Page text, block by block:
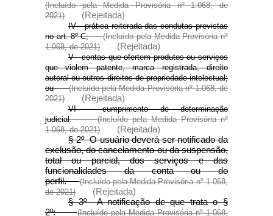
(Incluído pela Medida Provisória nº 1.068, de
2021)
(Rejeitada)
IV - prática reiterada das condutas previstas
no art. 8º-C;(Incluído pela Medida Provisória nº
1.068, de 2021)
(Rejeitada)
V - contas que ofertem produtos ou serviços
que violem patente, marca registrada, direito
autoral ou outros direitos de propriedade intelectual;
ou(Incluído pela Medida Provisória nº 1.068, de
2021)
(Rejeitada)
VI - cumprimento de determinação
judicial.(Incluído pela Medida Provisória nº
1.068, de 2021)
(Rejeitada)
§ 2º O usuário deverá ser notificado da
exclusão, do cancelamento ou da suspensão,
total ou parcial, dos serviços e das
funcionalidades da conta ou do
perfil.(Incluído pela Medida Provisória nº 1.068,
de 2021)
(Rejeitada)
§ 3º A notificação de que trata o §
2º:(Incluído pela Medida Provisória nº 1.068,